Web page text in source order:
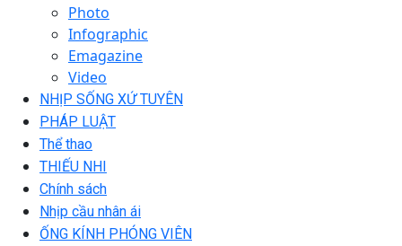
Photo
Infographic
Emagazine
Video
NHỊP SỐNG XỨ TUYÊN
PHÁP LUẬT
Thể thao
THIẾU NHI
Chính sách
Nhịp cầu nhân ái
ỐNG KÍNH PHÓNG VIÊN